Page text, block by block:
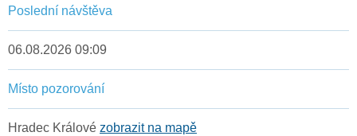
Poslední návštěva
06.08.2026 09:09
Místo pozorování
Hradec Králové zobrazit na mapě